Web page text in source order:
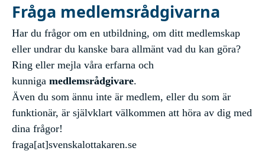
Fråga medlemsrådgivarna
Har du frågor om en utbildning, om ditt medlemskap
eller undrar du kanske bara allmänt vad du kan göra?
Ring eller mejla våra erfarna och
kunniga medlemsrådgivare.
Även du som ännu inte är medlem, eller du som är
funktionär, är självklart välkommen att höra av dig med
dina frågor!
fraga[at]svenskalottakaren.se